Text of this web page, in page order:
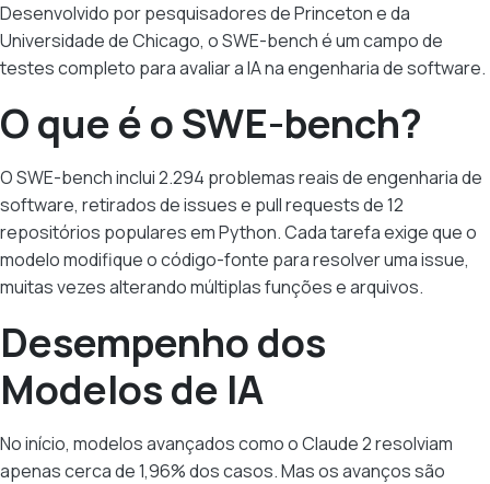
Desenvolvido por pesquisadores de Princeton e da
Universidade de Chicago, o SWE-bench é um campo de
testes completo para avaliar a IA na engenharia de software.
O que é o SWE-bench?
O SWE-bench inclui 2.294 problemas reais de engenharia de
software, retirados de issues e pull requests de 12
repositórios populares em Python. Cada tarefa exige que o
modelo modifique o código-fonte para resolver uma issue,
muitas vezes alterando múltiplas funções e arquivos.
Desempenho dos
Modelos de IA
No início, modelos avançados como o Claude 2 resolviam
apenas cerca de 1,96% dos casos. Mas os avanços são